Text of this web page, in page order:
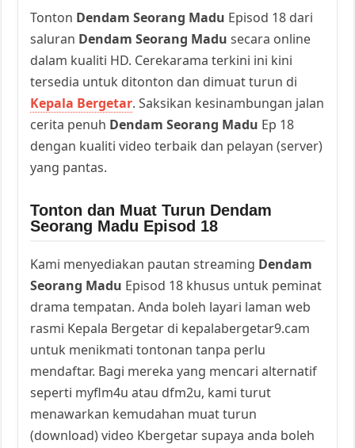
Tonton Dendam Seorang Madu Episod 18 dari
saluran Dendam Seorang Madu secara online
dalam kualiti HD. Cerekarama terkini ini kini
tersedia untuk ditonton dan dimuat turun di
Kepala Bergetar. Saksikan kesinambungan jalan
cerita penuh Dendam Seorang Madu Ep 18
dengan kualiti video terbaik dan pelayan (server)
yang pantas.
Tonton dan Muat Turun Dendam
Seorang Madu Episod 18
Kami menyediakan pautan streaming Dendam
Seorang Madu Episod 18 khusus untuk peminat
drama tempatan. Anda boleh layari laman web
rasmi Kepala Bergetar di kepalabergetar9.cam
untuk menikmati tontonan tanpa perlu
mendaftar. Bagi mereka yang mencari alternatif
seperti myflm4u atau dfm2u, kami turut
menawarkan kemudahan muat turun
(download) video Kbergetar supaya anda boleh